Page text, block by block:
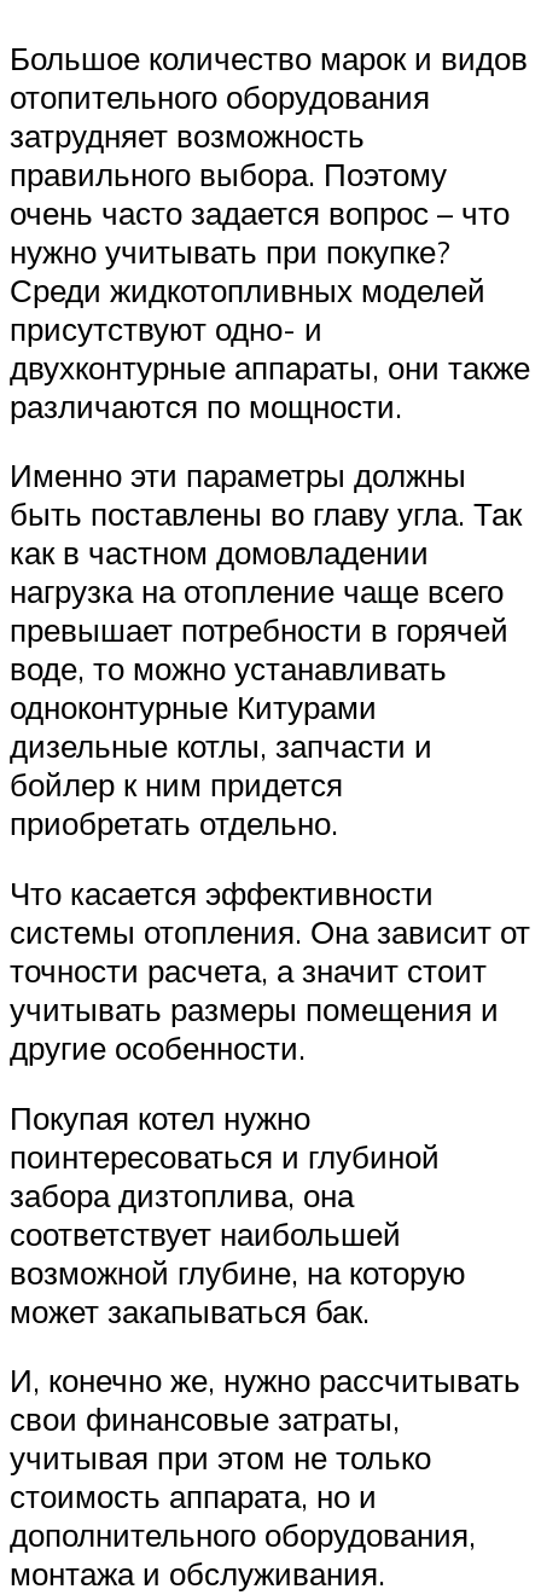
Большое количество марок и видов
отопительного оборудования
затрудняет возможность
правильного выбора. Поэтому
очень часто задается вопрос – что
нужно учитывать при покупке?
Среди жидкотопливных моделей
присутствуют одно- и
двухконтурные аппараты, они также
различаются по мощности.
Именно эти параметры должны
быть поставлены во главу угла. Так
как в частном домовладении
нагрузка на отопление чаще всего
превышает потребности в горячей
воде, то можно устанавливать
одноконтурные Китурами
дизельные котлы, запчасти и
бойлер к ним придется
приобретать отдельно.
Что касается эффективности
системы отопления. Она зависит от
точности расчета, а значит стоит
учитывать размеры помещения и
другие особенности.
Покупая котел нужно
поинтересоваться и глубиной
забора дизтоплива, она
соответствует наибольшей
возможной глубине, на которую
может закапываться бак.
И, конечно же, нужно рассчитывать
свои финансовые затраты,
учитывая при этом не только
стоимость аппарата, но и
дополнительного оборудования,
монтажа и обслуживания.